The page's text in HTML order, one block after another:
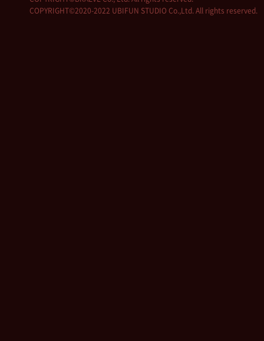
COPYRIGHT©2020-2022 UBIFUN STUDIO Co.,Ltd. All rights reserved.